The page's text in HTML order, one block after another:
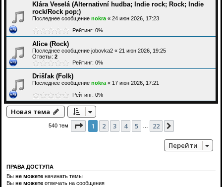
Klára Veselá (Alternativní hudba; Indie rock; Rock; Indie
rock/Rock pop;)
Последнее сообщение nokra « 24 июн 2026, 17:23
Рейтинг: 0%
Alice (Rock)
Последнее сообщение jobovka2 « 21 июн 2026, 19:25
Ответы: 2
Рейтинг: 0%
Drišľak (Folk)
Последнее сообщение nokra « 17 июн 2026, 17:21
Рейтинг: 0%
Новая тема
540 тем Страница из 22
1 2 3 4 5 22
Перейти
ПРАВА ДОСТУПА
Вы не можете начинать темы
Вы не можете отвечать на сообщения